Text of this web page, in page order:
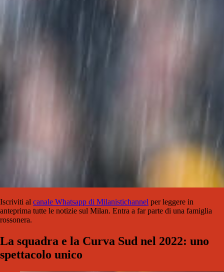
Iscriviti al canale Whatsapp di Milanistichannel per leggere in
anteprima tutte le notizie sul Milan. Entra a far parte di una famiglia
rossonera.
La squadra e la Curva Sud nel 2022: uno
spettacolo unico